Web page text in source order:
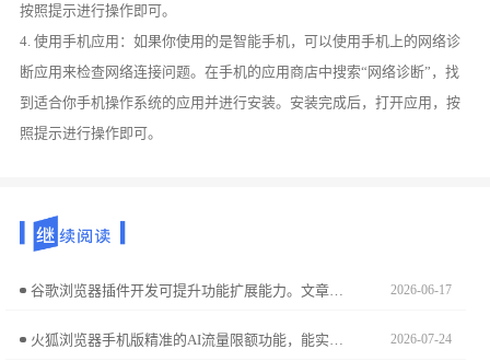
按照提示进行操作即可。
4. 使用手机应用：如果你使用的是智能手机，可以使用手机上的网络诊
断应用来检查网络连接问题。在手机的应用商店中搜索“网络诊断”，找
到适合你手机操作系统的应用并进行安装。安装完成后，打开应用，按
照提示进行操作即可。
谷歌浏览器插件开发可提升功能扩展能力。文章分享实操经验，帮助用户掌握扩展制作操作技巧。 2026-06-17
2026-07-24